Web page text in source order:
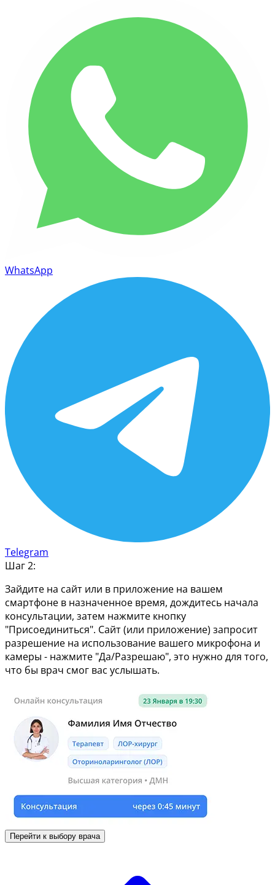
WhatsApp
Telegram
Шаг 2:
Зайдите на сайт или в приложение на вашем
смартфоне в назначенное время, дождитесь начала
консультации, затем нажмите кнопку
"Присоединиться". Сайт (или приложение) запросит
разрешение на использование вашего микрофона и
камеры - нажмите "Да/Разрешаю", это нужно для того,
что бы врач смог вас услышать.
Перейти к выбору врача